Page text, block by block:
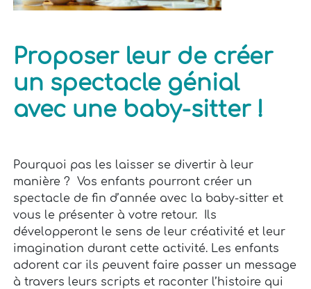
Proposer leur de créer
un spectacle génial
avec une baby-sitter !
Pourquoi pas les laisser se divertir à leur
manière ? Vos enfants pourront créer un
spectacle de fin d’année avec la baby-sitter et
vous le présenter à votre retour. Ils
développeront le sens de leur créativité et leur
imagination durant cette activité. Les enfants
adorent car ils peuvent faire passer un message
à travers leurs scripts et raconter l’histoire qui